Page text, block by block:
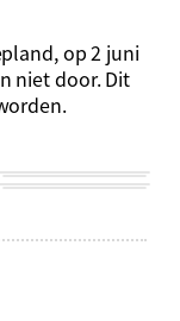
op 2 juni
niet door. Dit